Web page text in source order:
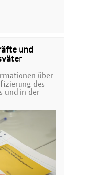
und
über
des
und in der